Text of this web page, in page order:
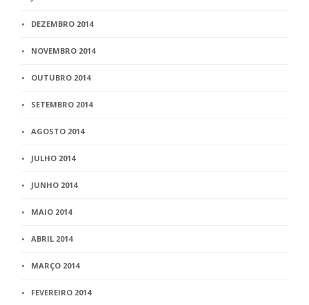
DEZEMBRO 2014
NOVEMBRO 2014
OUTUBRO 2014
SETEMBRO 2014
AGOSTO 2014
JULHO 2014
JUNHO 2014
MAIO 2014
ABRIL 2014
MARÇO 2014
FEVEREIRO 2014